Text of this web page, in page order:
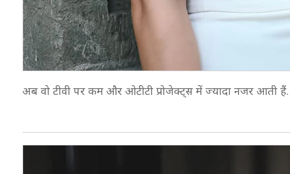
अब वो टीवी पर कम और ओटीटी प्रोजेक्ट्स में ज्यादा नजर आती